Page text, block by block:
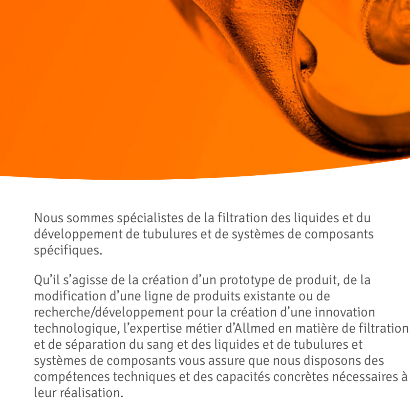
Nous sommes spécialistes de la filtration des liquides et du
développement de tubulures et de systèmes de composants
spécifiques.
Qu’il s’agisse de la création d’un prototype de produit, de la
modification d’une ligne de produits existante ou de
recherche/développement pour la création d’une innovation
technologique, l’expertise métier d’Allmed en matière de filtration
et de séparation du sang et des liquides et de tubulures et
systèmes de composants vous assure que nous disposons des
compétences techniques et des capacités concrètes nécessaires à
leur réalisation.